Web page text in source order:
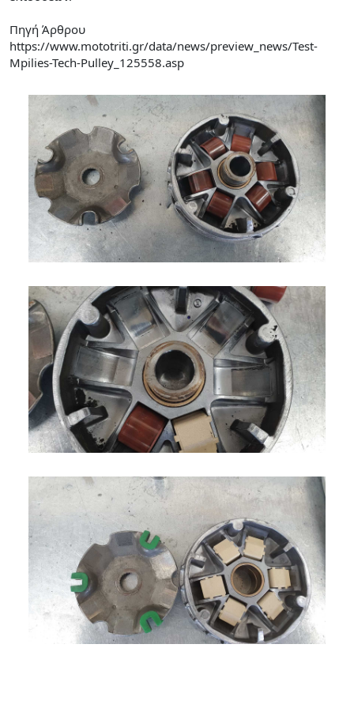
Πηγή Άρθρου
https://www.mototriti.gr/data/news/preview_news/Test-
Mpilies-Tech-Pulley_125558.asp